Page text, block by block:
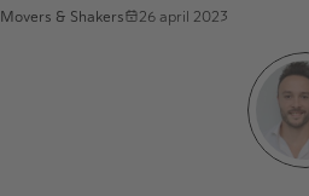
Movers & Shakers 26 april 2023